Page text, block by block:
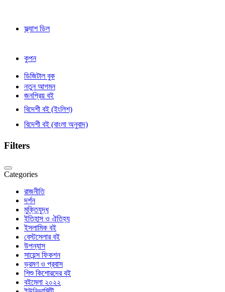
ফ্ল্যাশ ডিল
কুপন
ডিজিটাল বুক
নতুন আগমন
জনপ্রিয় বই
বিদেশী বই (ইংলিশ)
বিদেশী বই (বাংলা অনুবাদ)
Filters
Categories
রাজনীতি
দর্শন
মুক্তিযুদ্ধ
ইতিহাস ও ঐতিহ্য
ইসলামিক বই
বেস্টসেলার বই
উপন্যাস
সায়েন্স ফিকশন
ভ্রমণ ও প্রবাস
শিশু কিশোরদের বই
বইমেলা ২০২২